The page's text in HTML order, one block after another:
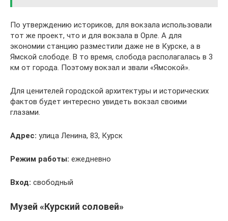
По утверждению историков, для вокзала использовали
тот же проект, что и для вокзала в Орле. А для
экономии станцию разместили даже не в Курске, а в
Ямской слободе. В то время, слобода располагалась в 3
км от города. Поэтому вокзал и звали «Ямсокой».
Для ценителей городской архитектуры и исторических
фактов будет интересно увидеть вокзал своими
глазами.
Адрес: улица Ленина, 83, Курск
Режим работы: ежедневно
Вход: свободный
Музей «Курский соловей»